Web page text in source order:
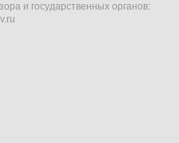
и государственных органов: